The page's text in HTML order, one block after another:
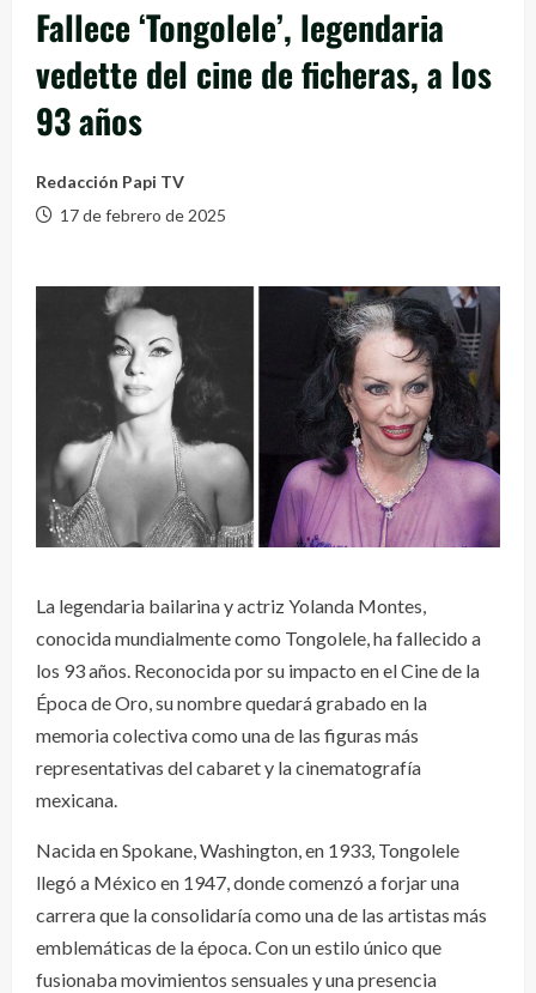
Fallece ‘Tongolele’, legendaria
vedette del cine de ficheras, a los
93 años
Redacción Papi TV
17 de febrero de 2025
La legendaria bailarina y actriz Yolanda Montes,
conocida mundialmente como Tongolele, ha fallecido a
los 93 años. Reconocida por su impacto en el Cine de la
Época de Oro, su nombre quedará grabado en la
memoria colectiva como una de las figuras más
representativas del cabaret y la cinematografía
mexicana.
Nacida en Spokane, Washington, en 1933, Tongolele
llegó a México en 1947, donde comenzó a forjar una
carrera que la consolidaría como una de las artistas más
emblemáticas de la época. Con un estilo único que
fusionaba movimientos sensuales y una presencia